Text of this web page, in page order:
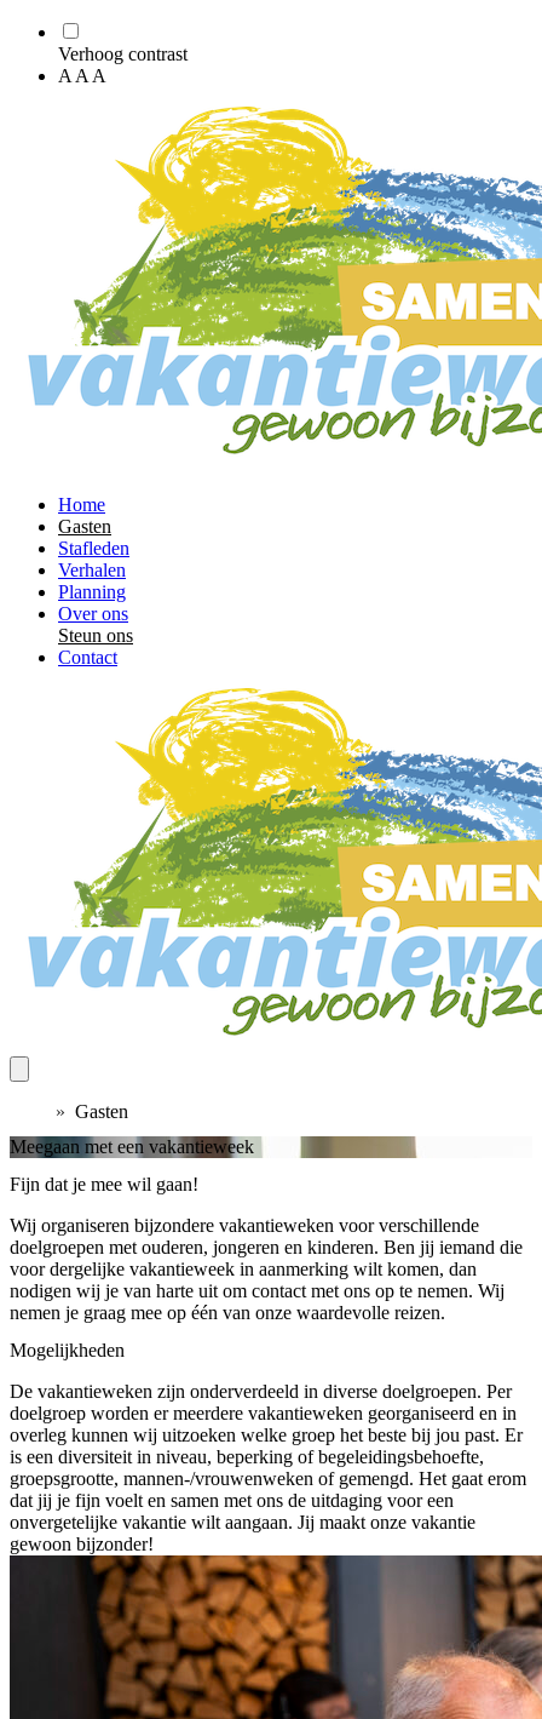
Verhoog contrast
A A A
Home
Gasten
Stafleden
Verhalen
Planning
Over ons
Steun ons
Contact
» Gasten
Meegaan met een vakantieweek
Fijn dat je mee wil gaan!
Wij organiseren bijzondere vakantieweken voor verschillende
doelgroepen met ouderen, jongeren en kinderen. Ben jij iemand die
voor dergelijke vakantieweek in aanmerking wilt komen, dan
nodigen wij je van harte uit om contact met ons op te nemen. Wij
nemen je graag mee op één van onze waardevolle reizen.
Mogelijkheden
De vakantieweken zijn onderverdeeld in diverse doelgroepen. Per
doelgroep worden er meerdere vakantieweken georganiseerd en in
overleg kunnen wij uitzoeken welke groep het beste bij jou past. Er
is een diversiteit in niveau, beperking of begeleidingsbehoefte,
groepsgrootte, mannen-/vrouwenweken of gemengd. Het gaat erom
dat jij je fijn voelt en samen met ons de uitdaging voor een
onvergetelijke vakantie wilt aangaan. Jij maakt onze vakantie
gewoon bijzonder!